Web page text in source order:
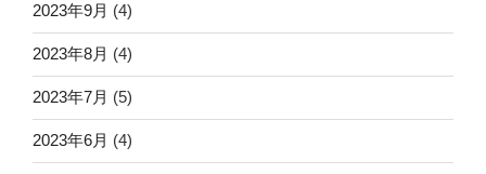
2023年9月 (4)
2023年8月 (4)
2023年7月 (5)
2023年6月 (4)